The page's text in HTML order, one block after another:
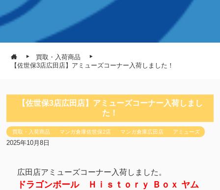
買取・入荷商品
【佐世保3店広田店】アミューズコーナー入荷しました！
【佐世保3店広田店】アミューズコーナー入荷しまし
た！
買取・入荷商品 マンガ倉庫佐世保2店 マンガ倉庫広田店 アミューズ
2025年10月8日
広田店アミューズコーナー入荷しました。
ドラゴンボール Ｈｉｓｔｏｒｙ Ｂｏｘ ヤム